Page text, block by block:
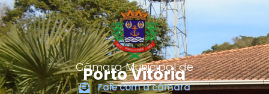
Câmara Municipal de
Porto Vitória
Fale com a câmara